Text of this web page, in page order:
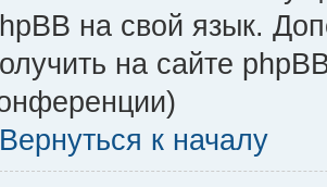
на свой язык.
на сайте
Вернуться к началу